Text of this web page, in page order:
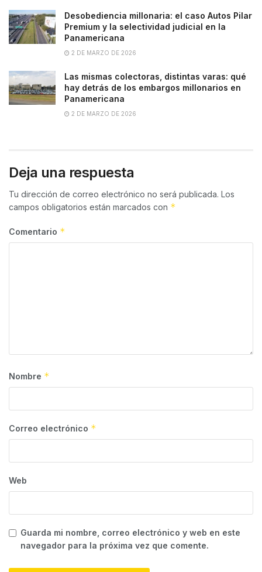
Desobediencia millonaria: el caso Autos Pilar
Premium y la selectividad judicial en la
Panamericana
2 DE MARZO DE 2026
Las mismas colectoras, distintas varas: qué
hay detrás de los embargos millonarios en
Panamericana
2 DE MARZO DE 2026
Deja una respuesta
Tu dirección de correo electrónico no será publicada. Los
campos obligatorios están marcados con *
Comentario *
Nombre *
Correo electrónico *
Web
Guarda mi nombre, correo electrónico y web en este
navegador para la próxima vez que comente.